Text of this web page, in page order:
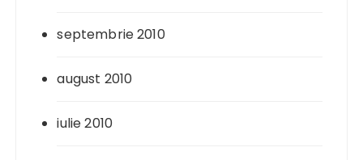
septembrie 2010
august 2010
iulie 2010